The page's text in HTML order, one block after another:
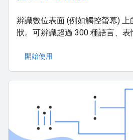
辨識數位表面 (例如觸控螢幕)
狀。可辨識超過 300 種語言、表
開始使用